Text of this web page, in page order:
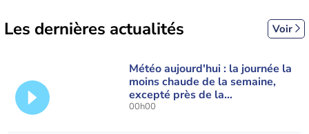
Les dernières actualités Voir
Météo aujourd'hui : la journée la
moins chaude de la semaine,
excepté près de la
Méditerranée
00h00